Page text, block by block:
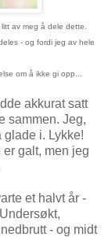
av meg å dele dette.
- og fordi jeg av hele
om å ikke gi opp...
akkurat satt
sammen. Jeg,
glade i. Lykke!
galt, men jeg
et halvt år -
- og midt